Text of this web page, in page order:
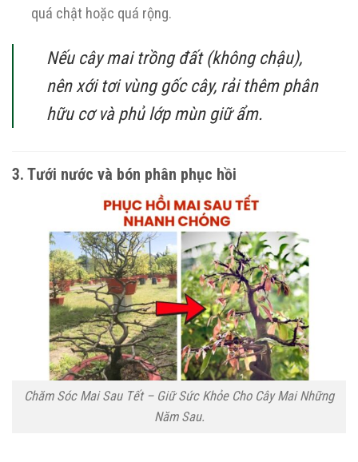
quá chật hoặc quá rộng.
Nếu cây mai trồng đất (không chậu),
nên xới tơi vùng gốc cây, rải thêm phân
hữu cơ và phủ lớp mùn giữ ẩm.
3. Tưới nước và bón phân phục hồi
Chăm Sóc Mai Sau Tết – Giữ Sức Khỏe Cho Cây Mai Những
Năm Sau.